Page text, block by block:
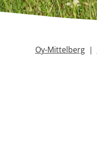
Oy-Mittelberg